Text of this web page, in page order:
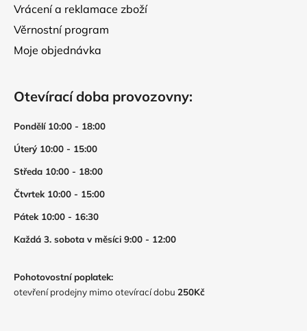
Vrácení a reklamace zboží
Věrnostní program
Moje objednávka
Otevírací doba provozovny:
Pondělí 10:00 - 18:00
Úterý 10:00 - 15:00
Středa 10:00 - 18:00
Čtvrtek 10:00 - 15:00
Pátek 10:00 - 16:30
Každá 3. sobota v měsíci 9:00 - 12:00
Pohotovostní poplatek:
otevření prodejny mimo otevírací dobu 250Kč